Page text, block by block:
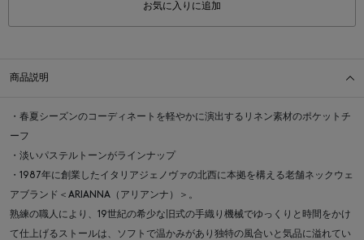
お気に入りに追加
商品説明
・春夏シーズンのコーディネートを軽やかに演出するリネン素材のポケットチ
ーフ
・淡いパステルトーンがラインナップ
・1987年に創業したイタリアジェノヴァの北西に本拠を構える老舗ネックウェ
アブランド＜ARIANNA（アリアンナ）＞。
熟練の職人により、19世紀の希少な旧式の手織り機械でゆっくりと時間をかけ
て仕上げるストールは、ソフトで温かみがあり独特の風合いと気品に溢れてい